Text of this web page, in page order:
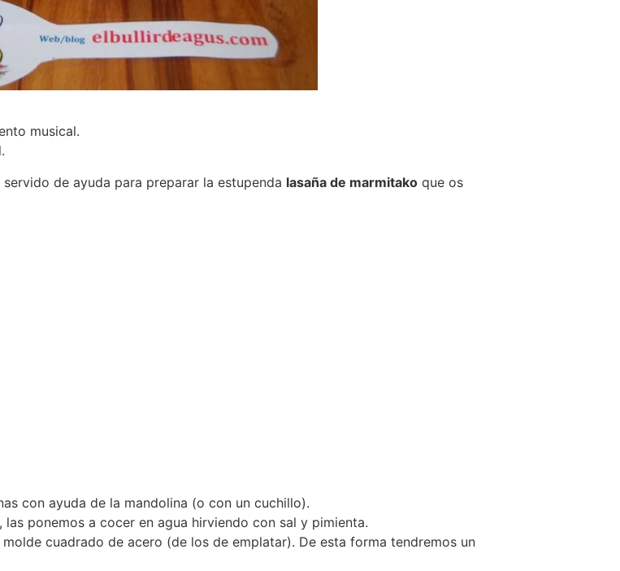
musical.
de ayuda para preparar la estupenda lasaña de marmitako que os
con ayuda de la mandolina (o con un cuchillo).
ponemos a cocer en agua hirviendo con sal y pimienta.
cuadrado de acero (de los de emplatar). De esta forma tendremos un